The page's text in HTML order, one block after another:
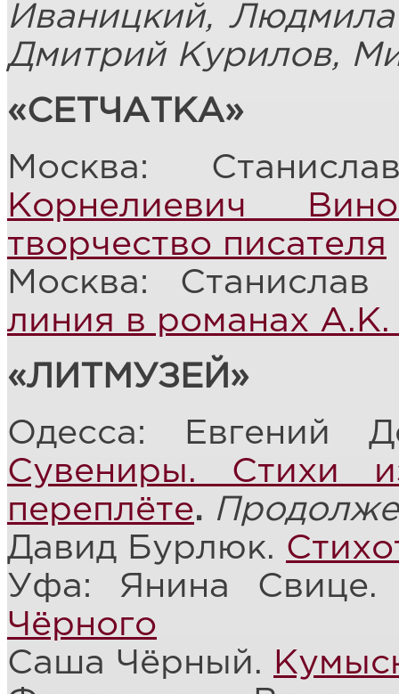
Иваницкий,
Дмитрий Курилов,
«СЕТЧАТКА»
Москва:
Корнелиевич
творчество писателя
Москва:
линия в романах А.К.
«ЛИТМУЗЕЙ»
Одесса: Евгений
Сувениры. Стихи
переплёте.
Давид Бурлюк.
Уфа: Янина
Чёрного
Саша Чёрный.